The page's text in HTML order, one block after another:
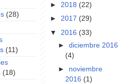
(28)
(11)
(18)
► 2018 (22)
► 2017 (29)
▼ 2016 (33)
►diciembre 2016
(4)
► noviembre
2016 (1)